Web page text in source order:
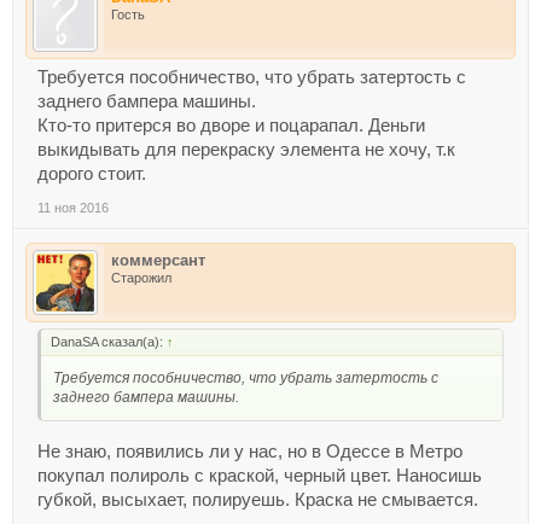
Гость
Требуется пособничество, что убрать затертость с
заднего бампера машины.
Кто-то притерся во дворе и поцарапал. Деньги
выкидывать для перекраску элемента не хочу, т.к
дорого стоит.
11 ноя 2016
коммерсант
Старожил
DanaSA сказал(а): ↑
Требуется пособничество, что убрать затертость с
заднего бампера машины.
Не знаю, появились ли у нас, но в Одессе в Метро
покупал полироль с краской, черный цвет. Наносишь
губкой, высыхает, полируешь. Краска не смывается.